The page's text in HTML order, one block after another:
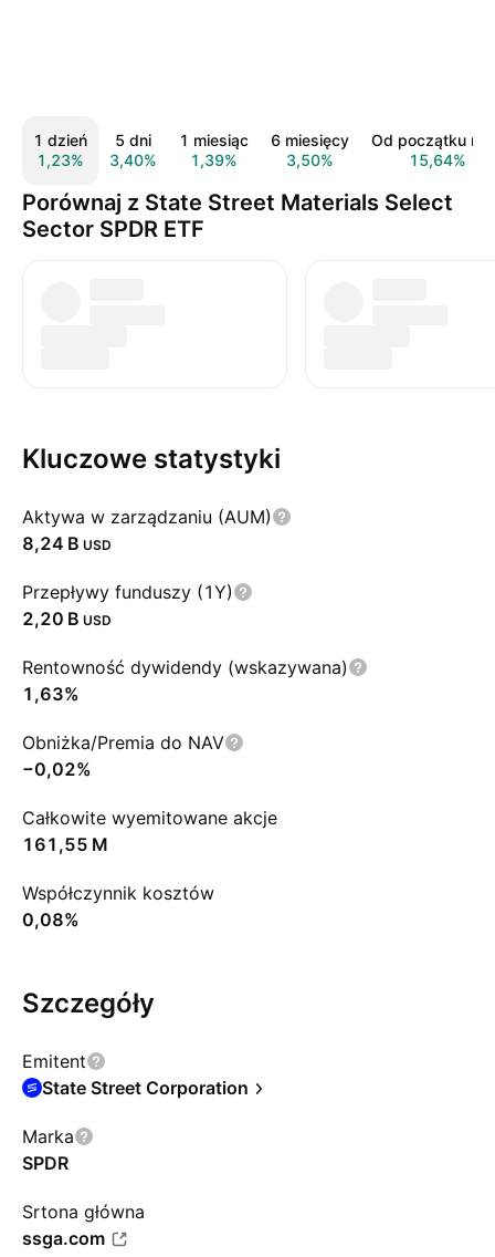
1 dzień
1,23%
5 dni
3,40%
1 miesiąc
1,39%
6 miesięcy
3,50%
Od początku
15,64%
Porównaj z State Street Materials Select
Sector SPDR ETF
Kluczowe statystyki
Aktywa w zarządzaniu (AUM)
‪8,24 B‬ USD
Przepływy funduszy (1Y)
‪2,20 B‬ USD
Rentowność dywidendy (wskazywana)
1,63%
Obniżka/Premia do NAV
−0,02%
Całkowite wyemitowane akcje
‪161,55 M‬
Współczynnik kosztów
0,08%
Szczegóły
Emitent
State Street Corporation
Marka
SPDR
Srtona główna
ssga.com